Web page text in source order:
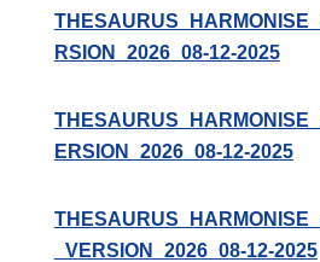
RSION_2026_08-12-2025
ERSION_2026_08-12-2025
_VERSION_2026_08-12-2025